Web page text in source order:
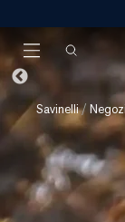
Savinelli/